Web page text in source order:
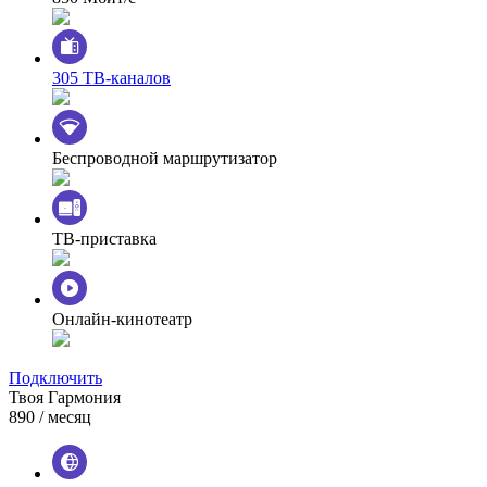
305 ТВ-каналов
Беспроводной маршрутизатор
ТВ-приставка
Онлайн-кинотеатр
Подключить
Твоя Гармония
890 / месяц